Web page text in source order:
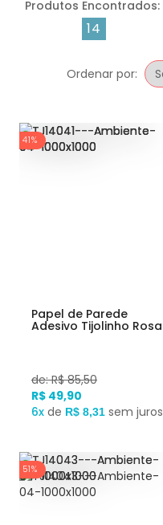
14
Ordenar por:
41%
Papel de Parede
Adesivo Tijolinho Rosa
de: R$ 85,50
R$ 49,90
6x de R$ 8,31 sem juros
51%